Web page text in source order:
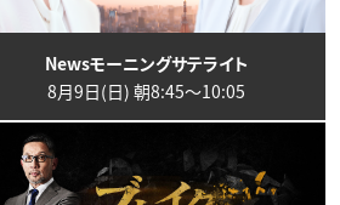
Newsモーニングサテライト
8月9日(日) 朝8:45〜10:05